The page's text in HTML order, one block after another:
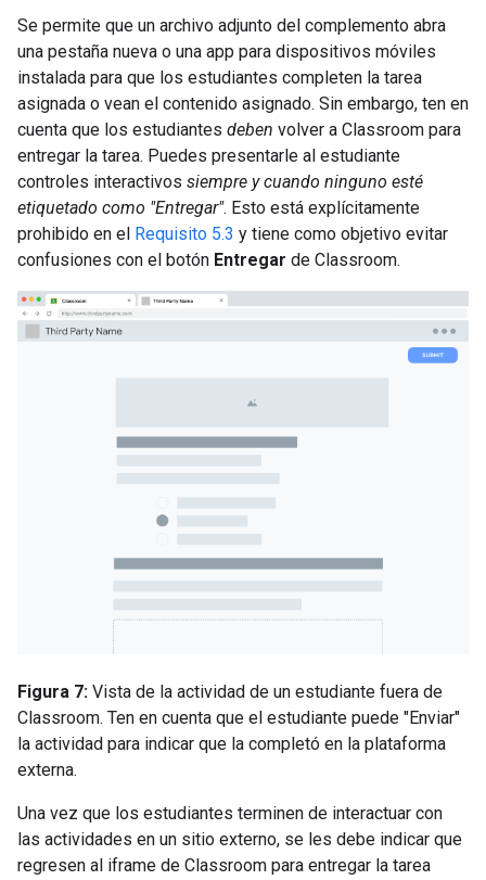
Se permite que un archivo adjunto del complemento abra
una pestaña nueva o una app para dispositivos móviles
instalada para que los estudiantes completen la tarea
asignada o vean el contenido asignado. Sin embargo, ten en
cuenta que los estudiantes deben volver a Classroom para
entregar la tarea. Puedes presentarle al estudiante
controles interactivos siempre y cuando ninguno esté
etiquetado como "Entregar". Esto está explícitamente
prohibido en el Requisito 5.3 y tiene como objetivo evitar
confusiones con el botón Entregar de Classroom.
Figura 7: Vista de la actividad de un estudiante fuera de
Classroom. Ten en cuenta que el estudiante puede "Enviar"
la actividad para indicar que la completó en la plataforma
externa.
Una vez que los estudiantes terminen de interactuar con
las actividades en un sitio externo, se les debe indicar que
regresen al iframe de Classroom para entregar la tarea